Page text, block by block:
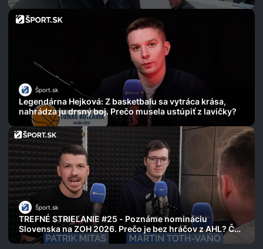
Šport.sk
Legendárna Hejková: Z basketbalu sa vytráca krása,
nahrádza ju drsný boj. Prečo musela ustúpiť z lavičky?
Šport.sk
TREFNÉ STRIEĽANIE #25 - Poznáme nomináciu
Slovenska na ZOH 2026. Prečo je bez hráčov z AHL? Čo
ukáže Slafkovský?